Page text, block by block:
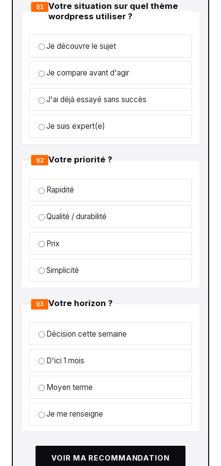
Q1 Votre situation sur quel thème
wordpress utiliser ?
Je découvre le sujet
Je compare avant d'agir
J'ai déjà essayé sans succès
Je suis expert(e)
Q2 Votre priorité ?
Rapidité
Qualité / durabilité
Prix
Simplicité
Q3 Votre horizon ?
Décision cette semaine
D'ici 1 mois
Moyen terme
Je me renseigne
VOIR MA RECOMMANDATION